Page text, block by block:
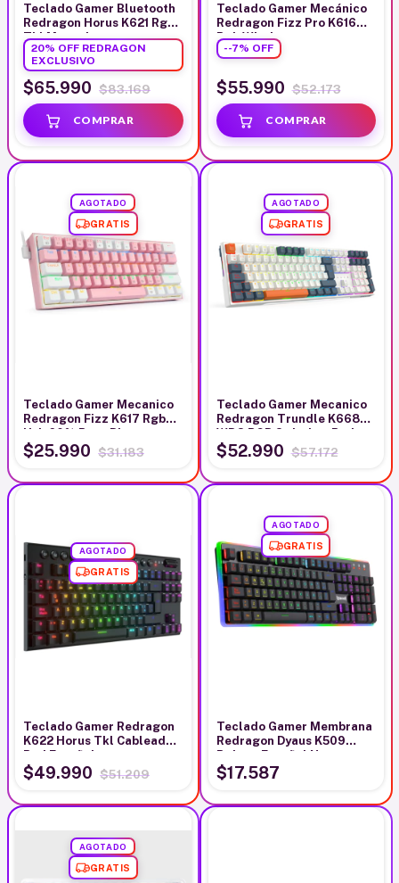
Teclado Gamer Bluetooth
Redragon Horus K621 Rgb
Tkl Mecanico
20% OFF REDRAGON
EXCLUSIVO
$65.990 $83.169
Teclado Gamer Mecánico
Redragon Fizz Pro K616
Rgb Wireless
--7% OFF
$55.990 $52.173
AGOTADO
GRATIS
Teclado Gamer Mecanico
Redragon Fizz K617 Rgb
Usb 60% Rosa Blanco
$25.990 $31.183
AGOTADO
GRATIS
Teclado Gamer Mecanico
Redragon Trundle K668
WBO RGB Switches Red
Español
$52.990 $57.172
AGOTADO
GRATIS
Teclado Gamer Redragon
K622 Horus Tkl Cableado
Red Español
$49.990 $51.209
AGOTADO
GRATIS
Teclado Gamer Membrana
Redragon Dyaus K509
Rgb-sp Español Negro
$17.587
AGOTADO
GRATIS